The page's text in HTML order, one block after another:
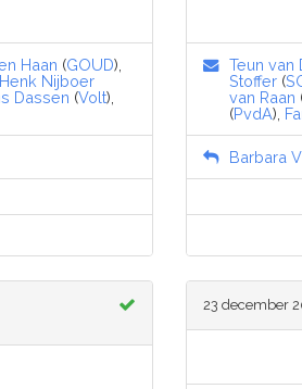
Haan (GOUD),
Henk Nijboer
Dassen (Volt),
Teun van
Stoffer (
van Raan
(PvdA),
Barbara
23 december